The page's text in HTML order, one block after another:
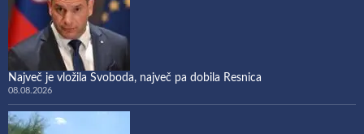
Največ je vložila Svoboda, največ pa dobila Resnica
08.08.2026